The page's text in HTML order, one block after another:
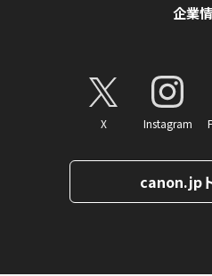
企業
X Instagram
canon.jp